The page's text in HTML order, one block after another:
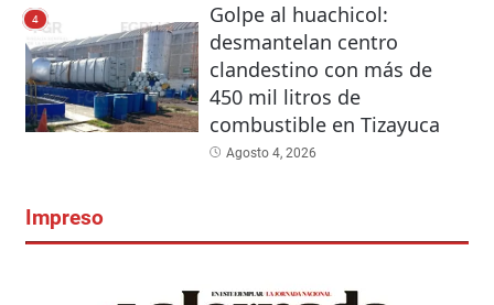
4
Golpe al huachicol:
desmantelan centro
clandestino con más de
450 mil litros de
combustible en Tizayuca
Agosto 4, 2026
Impreso